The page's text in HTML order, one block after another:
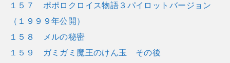
１５７ ポポロクロイス物語３パイロットバージョン
（１９９９年公開）
１５８ メルの秘密
１５９ ガミガミ魔王のけん玉 その後